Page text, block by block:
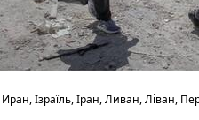
Иран,Ізраїль,Іран,Ливан,Ліван,